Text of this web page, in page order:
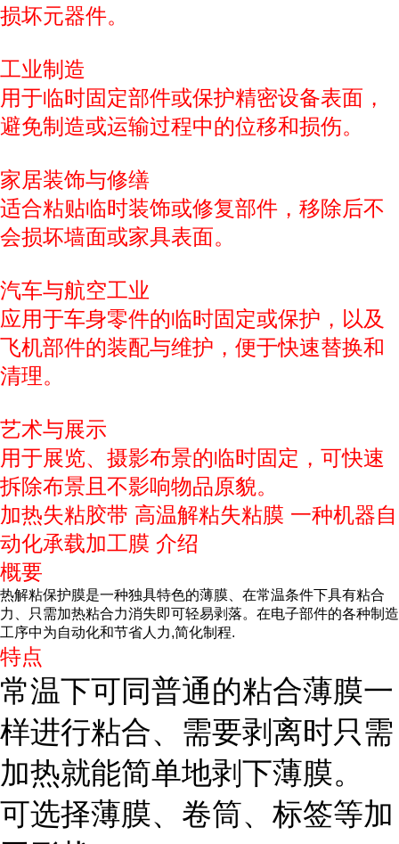
损坏元器件。
工业制造
用于临时固定部件或保护精密设备表面，
避免制造或运输过程中的位移和损伤。
家居装饰与修缮
适合粘贴临时装饰或修复部件，移除后不
会损坏墙面或家具表面。
汽车与航空工业
应用于车身零件的临时固定或保护，以及
飞机部件的装配与维护，便于快速替换和
清理。
艺术与展示
用于展览、摄影布景的临时固定，可快速
拆除布景且不影响物品原貌。
加热失粘胶带 高温解粘失粘膜 一种机器自
动化承载加工膜 介绍
概要
热解粘保护膜是一种独具特色的薄膜、在常温条件下具有粘合
力、只需加热粘合力消失即可轻易剥落。在电子部件的各种制造
工序中为自动化和节省人力,简化制程.
特点
常温下可同普通的粘合薄膜一
样进行粘合、需要剥离时只需
加热就能简单地剥下薄膜。
可选择薄膜、卷筒、标签等加